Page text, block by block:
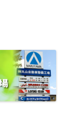
換・各種部品用品販